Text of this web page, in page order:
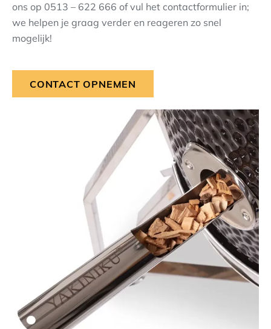
ons op 0513 – 622 666 of vul het contactformulier in;
we helpen je graag verder en reageren zo snel
mogelijk!
CONTACT OPNEMEN